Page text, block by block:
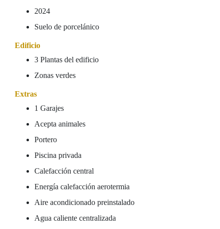
2024
Suelo de porcelánico
Edificio
3 Plantas del edificio
Zonas verdes
Extras
1 Garajes
Acepta animales
Portero
Piscina privada
Calefacción central
Energía calefacción aerotermia
Aire acondicionado preinstalado
Agua caliente centralizada